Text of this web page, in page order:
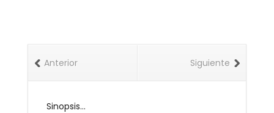
Siguiente
Anterior
Sinopsis…